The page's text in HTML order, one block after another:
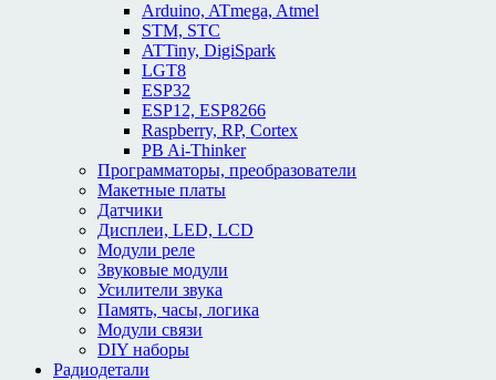
Arduino, ATmega, Atmel
STM, STC
ATTiny, DigiSpark
LGT8
ESP32
ESP12, ESP8266
Raspberry, RP, Cortex
PB Ai-Thinker
Программаторы, преобразователи
Макетные платы
Датчики
Дисплеи, LED, LCD
Модули реле
Звуковые модули
Усилители звука
Память, часы, логика
Модули связи
DIY наборы
Радиодетали